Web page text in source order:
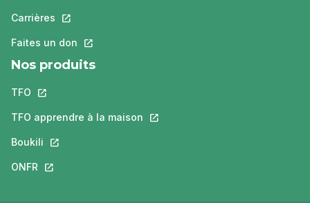
Carrières Ce lien s'ouvrira dans un nouvel onglet.
Faites un don Ce lien s'ouvrira dans un nouvel onglet.
Nos produits
TFO Ce lien s'ouvrira dans un nouvel onglet.
TFO apprendre à la maison Ce lien s'ouvrira dans un nouvel
Boukili Ce lien s'ouvrira dans un nouvel onglet.
ONFR Ce lien s'ouvrira dans un nouvel onglet.